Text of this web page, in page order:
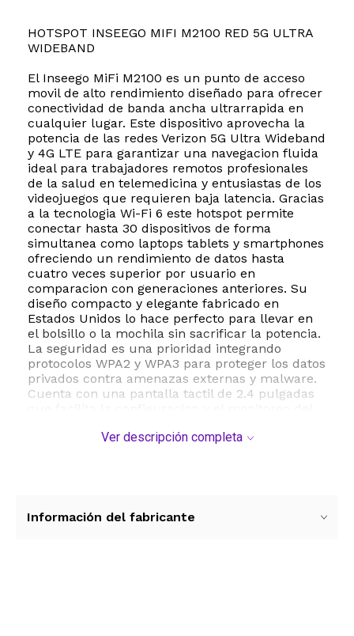
HOTSPOT INSEEGO MIFI M2100 RED 5G ULTRA
WIDEBAND
El Inseego MiFi M2100 es un punto de acceso
movil de alto rendimiento diseñado para ofrecer
conectividad de banda ancha ultrarrapida en
cualquier lugar. Este dispositivo aprovecha la
potencia de las redes Verizon 5G Ultra Wideband
y 4G LTE para garantizar una navegacion fluida
ideal para trabajadores remotos profesionales
de la salud en telemedicina y entusiastas de los
videojuegos que requieren baja latencia. Gracias
a la tecnologia Wi-Fi 6 este hotspot permite
conectar hasta 30 dispositivos de forma
simultanea como laptops tablets y smartphones
ofreciendo un rendimiento de datos hasta
cuatro veces superior por usuario en
comparacion con generaciones anteriores. Su
diseño compacto y elegante fabricado en
Estados Unidos lo hace perfecto para llevar en
el bolsillo o la mochila sin sacrificar la potencia.
La seguridad es una prioridad integrando
protocolos WPA2 y WPA3 para proteger los datos
privados contra amenazas externas y malware.
Cuenta con una pantalla tactil de 2.4 pulgadas
de 3500 mAh asegura autonomia durante toda
una conexion segura estable y de alta velocidad
Ver descripción completa
Información del fabricante